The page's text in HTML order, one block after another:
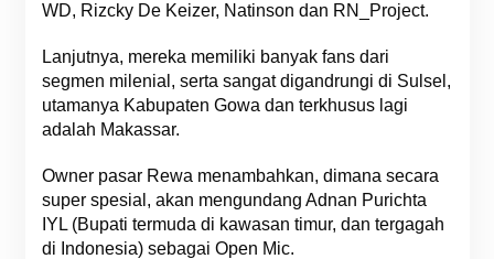
WD, Rizcky De Keizer, Natinson dan RN_Project.
Lanjutnya, mereka memiliki banyak fans dari
segmen milenial, serta sangat digandrungi di Sulsel,
utamanya Kabupaten Gowa dan terkhusus lagi
adalah Makassar.
Owner pasar Rewa menambahkan, dimana secara
super spesial, akan mengundang Adnan Purichta
IYL (Bupati termuda di kawasan timur, dan tergagah
di Indonesia) sebagai Open Mic.